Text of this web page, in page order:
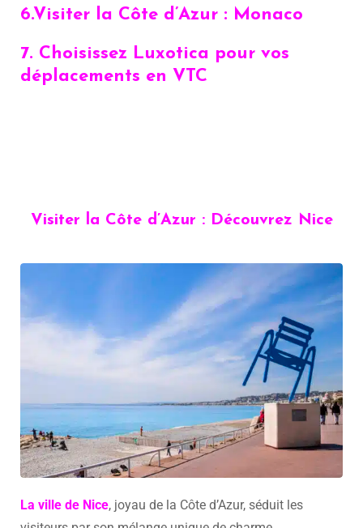
6.Visiter la Côte d’Azur : Monaco
7. Choisissez Luxotica pour vos
déplacements en VTC
Visiter la Côte d’Azur : Découvrez Nice
La ville de Nice, joyau de la Côte d’Azur, séduit les